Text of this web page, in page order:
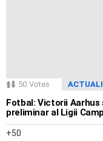
50 Votes
Fotbal: Victorii
preliminar al Ligii
50